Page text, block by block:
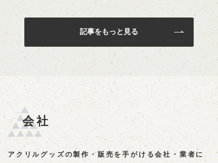
ト解説
記事をもっと見る
会社
アクリルグッズの製作・販売を手がける会社・業者に